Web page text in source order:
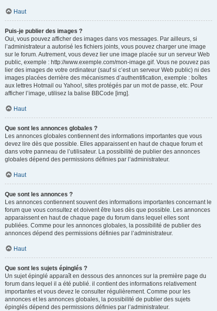
Haut
Puis-je publier des images ?
Oui, vous pouvez afficher des images dans vos messages. Par ailleurs, si
l’administrateur a autorisé les fichiers joints, vous pouvez charger une image
sur le forum. Autrement, vous devez lier une image placée sur un serveur Web
public, exemple : http://www.exemple.com/mon-image.gif. Vous ne pouvez pas
lier des images de votre ordinateur (sauf si c’est un serveur Web public) ni des
images placées derrière des mécanismes d’authentification, exemple : boîtes
aux lettres Hotmail ou Yahoo!, sites protégés par un mot de passe, etc. Pour
afficher l’image, utilisez la balise BBCode [img].
Haut
Que sont les annonces globales ?
Les annonces globales contiennent des informations importantes que vous
devez lire dès que possible. Elles apparaissent en haut de chaque forum et
dans votre panneau de l’utilisateur. La possibilité de publier des annonces
globales dépend des permissions définies par l’administrateur.
Haut
Que sont les annonces ?
Les annonces contiennent souvent des informations importantes concernant le
forum que vous consultez et doivent être lues dès que possible. Les annonces
apparaissent en haut de chaque page du forum dans lequel elles sont
publiées. Comme pour les annonces globales, la possibilité de publier des
annonces dépend des permissions définies par l’administrateur.
Haut
Que sont les sujets épinglés ?
Un sujet épinglé apparaît en dessous des annonces sur la première page du
forum dans lequel il a été publié. il contient des informations relativement
importantes et vous devez le consulter régulièrement. Comme pour les
annonces et les annonces globales, la possibilité de publier des sujets
épinglés dépend des permissions définies par l’administrateur.